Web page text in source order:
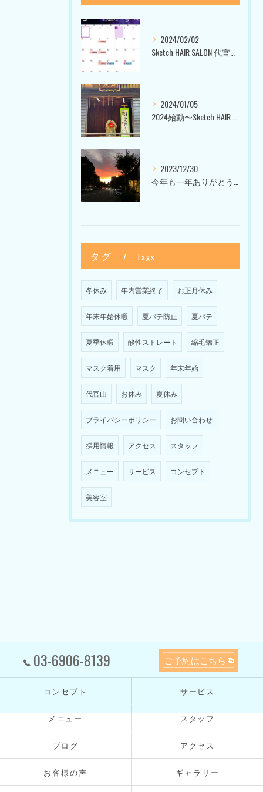
2024/02/02
2024/01/05
2023/12/30
タグ Tags
冬休み 年内営業終了 お正月休み
年末年始休暇 夏バテ防止 夏バテ
夏季休暇 酸性ストレート 縮毛矯正
マスク着用 マスク 年末年始
代官山 お休み 夏休み
プライバシーポリシー お問い合わせ
採用情報 アクセス スタッフ
メニュー サービス コンセプト
美容室
03-6906-8139 ご予約はこちら
コンセプト サービス
メニュー スタッフ
ブログ アクセス
お客様の声 ギャラリー